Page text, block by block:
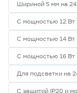
Шириной 5 мм на 24
С мощностью 12 Вт
С мощностью 14 Вт
С мощностью 16 Вт
Для подсветки на
С защитой IP20 и